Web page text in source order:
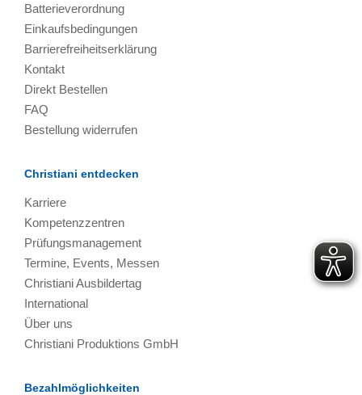
Batterieverordnung
Einkaufsbedingungen
Barrierefreiheitserklärung
Kontakt
Direkt Bestellen
FAQ
Bestellung widerrufen
Christiani entdecken
Karriere
Kompetenzzentren
Prüfungsmanagement
Termine, Events, Messen
Christiani Ausbildertag
International
Über uns
Christiani Produktions GmbH
Bezahlmöglichkeiten